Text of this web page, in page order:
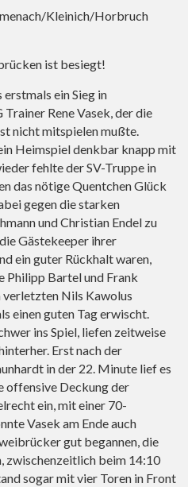
Kleinich/Horbruch
ist besiegt!
ein Sieg in
Rene Vasek, der die
nicht mitspielen mußte.
Heimspiel denkbar knapp mit
fehlte der SV-Truppe in
das nötige Quentchen Glück
gegen die starken
und Christian Endel zu
Gästekeeper ihrer
ein guter Rückhalt waren,
Philipp Bartel und Frank
verletzten Nils Kawolus
einen guten Tag erwischt.
ins Spiel, liefen zeitweise
Erst nach der
in der 22. Minute lief es
offensive Deckung der
ein, mit einer 70-
Vasek am Ende auch
gut begannen, die
zwischenzeitlich beim 14:10
sogar mit vier Toren in Front